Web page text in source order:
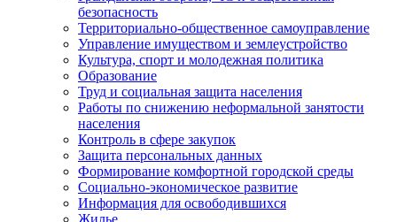
безопасность
Территориально-общественное самоуправление
Управление имуществом и землеустройство
Культура, спорт и молодежная политика
Образование
Труд и социальная защита населения
Работы по снижению неформальной занятости
населения
Контроль в сфере закупок
Защита персональных данных
Формирование комфортной городской среды
Социально-экономическое развитие
Информация для освободившихся